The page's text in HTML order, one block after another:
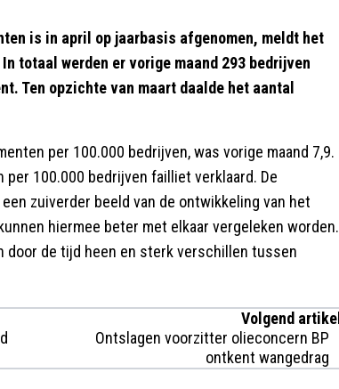
is in april op jaarbasis afgenomen, meldt het
totaal werden er vorige maand 293 bedrijven
Ten opzichte van maart daalde het aantal
per 100.000 bedrijven, was vorige maand 7,9.
per 100.000 bedrijven failliet verklaard. De
zuiverder beeld van de ontwikkeling van het
hiermee beter met elkaar vergeleken worden.
door de tijd heen en sterk verschillen tussen
Volgend artikel
Ontslagen voorzitter olieconcern BP
ontkent wangedrag